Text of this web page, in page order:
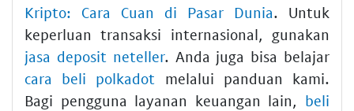
Kripto: Cara Cuan di Pasar Dunia. Untuk
keperluan transaksi internasional, gunakan
jasa deposit neteller. Anda juga bisa belajar
cara beli polkadot melalui panduan kami.
Bagi pengguna layanan keuangan lain, beli